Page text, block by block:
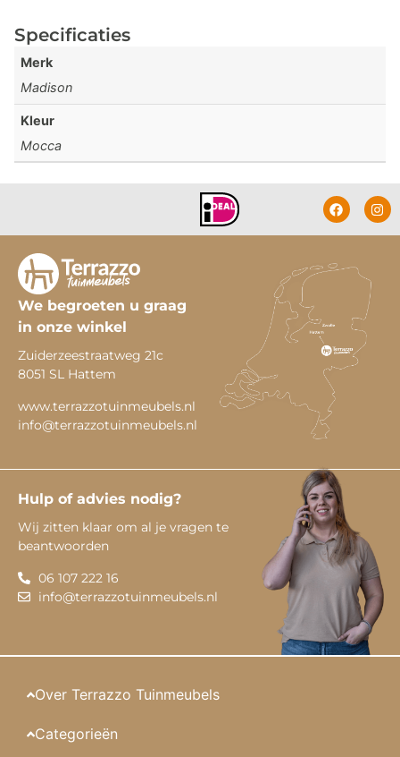
Specificaties
Merk
Madison
Kleur
Mocca
We begroeten u graag
in onze winkel
Zuiderzeestraatweg 21c
8051 SL Hattem
www.terrazzotuinmeubels.nl
info@terrazzotuinmeubels.nl
Hulp of advies nodig?
Wij zitten klaar om al je vragen te
beantwoorden
06 107 222 16
info@terrazzotuinmeubels.nl
Over Terrazzo Tuinmeubels
Categorieën